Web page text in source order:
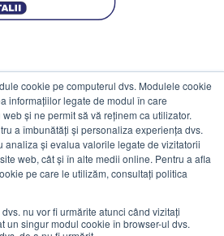
cookie pe computerul dvs. Modulele cookie
informațiilor legate de modul în care
și ne permit să vă reținem ca utilizator.
a îmbunătăți și personaliza experiența dvs.
analiza și evalua valorile legate de vizitatorii
web, cât și în alte medii online. Pentru a afla
pe care le utilizăm, consultați politica
nu vor fi urmărite atunci când vizitați
un singur modul cookie în browser-ul dvs.